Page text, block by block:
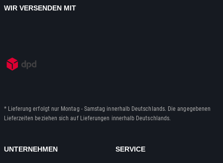
WIR VERSENDEN MIT
* Lieferung erfolgt nur Montag - Samstag innerhalb Deutschlands. Die angegebenen
Lieferzeiten beziehen sich auf Lieferungen innerhalb Deutschlands.
UNTERNEHMEN SERVICE